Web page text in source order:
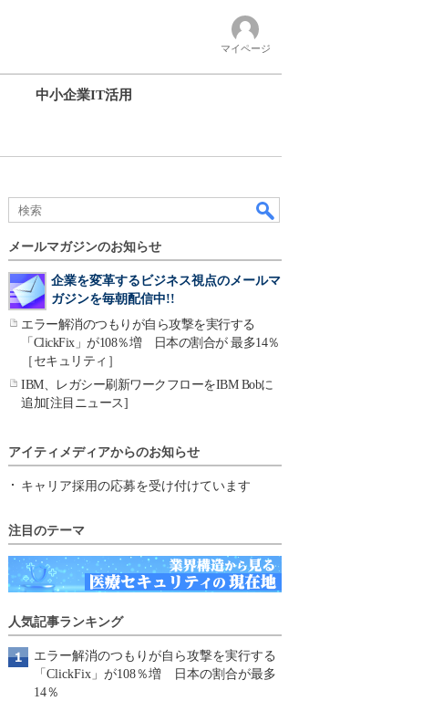
マイページ
中小企業IT活用
メールマガジンのお知らせ
企業を変革するビジネス視点のメールマ
ガジンを毎朝配信中!!
エラー解消のつもりが自ら攻撃を実行する
「ClickFix」が108％増 日本の割合が 最多14％
［セキュリティ］
IBM、レガシー刷新ワークフローをIBM Bobに
追加[注目ニュース]
アイティメディアからのお知らせ
キャリア採用の応募を受け付けています
注目のテーマ
人気記事ランキング
エラー解消のつもりが自ら攻撃を実行する
「ClickFix」が108％増 日本の割合が最多
14％